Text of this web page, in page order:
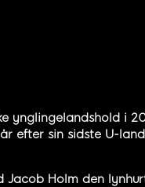
ynglingelandshold i
efter sin sidste U-
Holm den